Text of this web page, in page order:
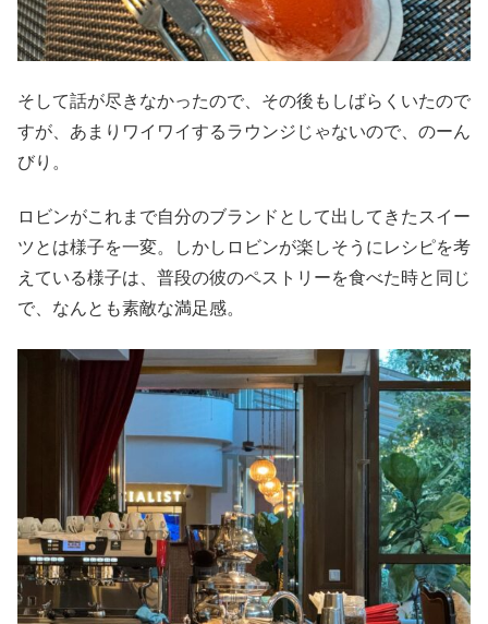
そして話が尽きなかったので、その後もしばらくいたので
すが、あまりワイワイするラウンジじゃないので、のーん
びり。
ロビンがこれまで自分のブランドとして出してきたスイー
ツとは様子を一変。しかしロビンが楽しそうにレシピを考
えている様子は、普段の彼のペストリーを食べた時と同じ
で、なんとも素敵な満足感。